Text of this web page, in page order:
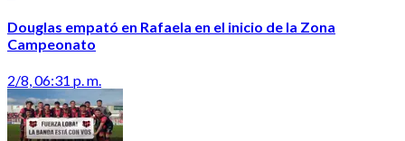
Douglas empató en Rafaela en el inicio de la Zona
Campeonato
2/8, 06:31 p. m.